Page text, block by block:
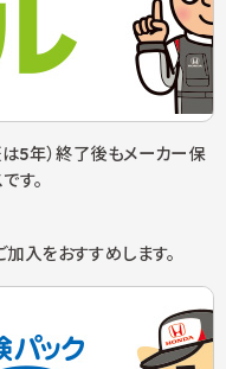
5年）終了後もメーカー保
す。
加入をおすすめします。